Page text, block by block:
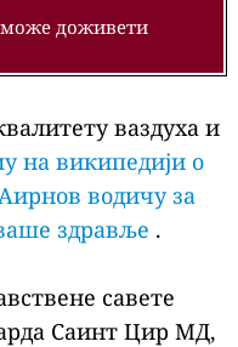
може доживети
ваздуха и
на википедији о
водичу за
здравље .
савете
Саинт Цир МД,